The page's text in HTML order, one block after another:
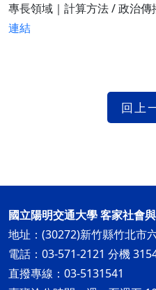
專長領域｜計算方法 / 政治傳
連結
回上
國立陽明交通大學 客家社會
地址：(30272)新竹縣竹北市
電話：03-571-2121 分機
直撥專線：03-5131541